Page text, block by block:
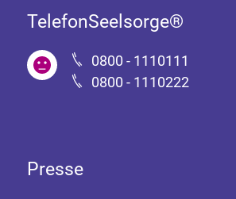
TelefonSeelsorge®
0800 - 1110111
0800 - 1110222
Presse